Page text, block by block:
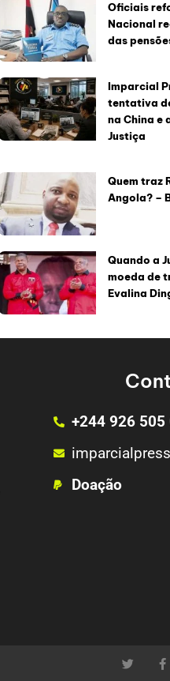
Oficiais
Nacional
das
Imparcial
tentativa
na China e
Justiça
Quem traz
Angola? –
Quando a
moeda de
Evalina
+244 926 505
Doação